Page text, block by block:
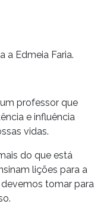
a Edmeia Faria.
professor que
e influência
vidas.
do que está
lições para a
tomar para